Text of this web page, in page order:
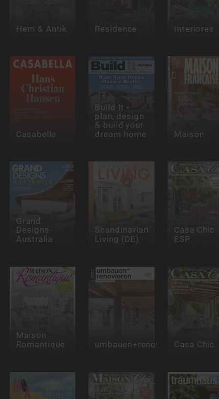
Hem & Antik Residence Interiores
Casabella
Build It -
plan, design
& build your
dream home Maison
Grand
Designs
Australia
Scandinavian
Living (DE)
Casa Chic
ESP
Maison
Romantique umbauen+renovierenCasa Chic